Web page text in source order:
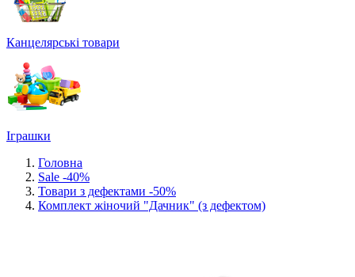
Канцелярські товари
Іграшки
Головна
Sale -40%
Товари з дефектами -50%
Комплект жіночий "Дачник" (з дефектом)